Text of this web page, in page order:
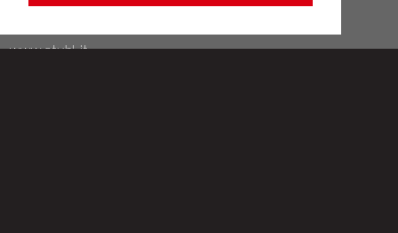
www.​stuhl.​it